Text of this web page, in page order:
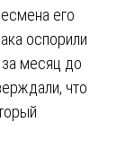
его
оспорили
месяц до
что